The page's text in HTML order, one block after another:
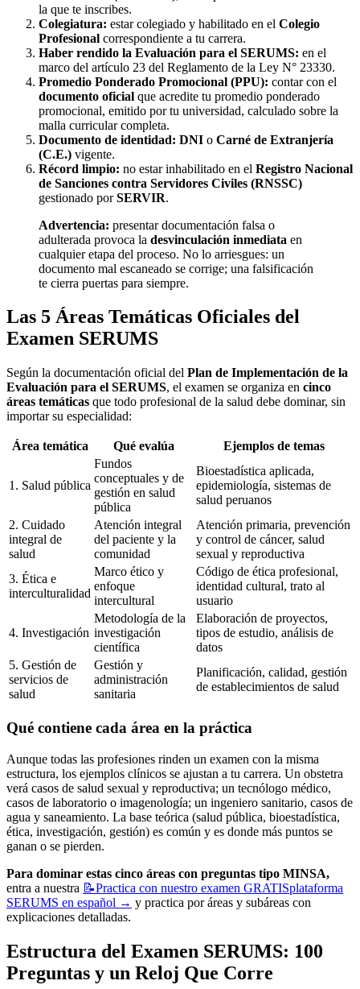
la que te inscribes.
Colegiatura: estar colegiado y habilitado en el Colegio
Profesional correspondiente a tu carrera.
Haber rendido la Evaluación para el SERUMS: en el
marco del artículo 23 del Reglamento de la Ley N° 23330.
Promedio Ponderado Promocional (PPU): contar con el
documento oficial que acredite tu promedio ponderado
promocional, emitido por tu universidad, calculado sobre la
malla curricular completa.
Documento de identidad: DNI o Carné de Extranjería
(C.E.) vigente.
Récord limpio: no estar inhabilitado en el Registro Nacional
de Sanciones contra Servidores Civiles (RNSSC)
gestionado porSERVIR.
Advertencia: presentar documentación falsa o
adulterada provoca la desvinculación inmediata en
cualquier etapa del proceso. No lo arriesgues: un
documento mal escaneado se corrige; una falsificación
te cierra puertas para siempre.
Las 5 Áreas Temáticas Oficiales del
Examen SERUMS
Según la documentación oficial del Plan de Implementación de la
Evaluación para el SERUMS, el examen se organiza en cinco
áreas temáticas que todo profesional de la salud debe dominar, sin
importar su especialidad:
Área temática Qué evalúa Ejemplos de temas
1. Salud pública
Fundos
conceptuales y de
gestión en salud
pública
Bioestadística aplicada,
epidemiología, sistemas de
salud peruanos
2. Cuidado
integral de
salud
Atención integral
del paciente y la
comunidad
Atención primaria, prevención
y control de cáncer, salud
sexual y reproductiva
3. Ética e
interculturalidad
Marco ético y
enfoque
intercultural
Código de ética profesional,
identidad cultural, trato al
usuario
4. Investigación
Metodología de la
investigación
científica
Elaboración de proyectos,
tipos de estudio, análisis de
datos
5. Gestión de
servicios de
salud
Gestión y
administración
sanitaria
Planificación, calidad, gestión
de establecimientos de salud
Qué contiene cada área en la práctica
Aunque todas las profesiones rinden un examen con la misma
estructura, los ejemplos clínicos se ajustan a tu carrera. Un obstetra
verá casos de salud sexual y reproductiva; un tecnólogo médico,
casos de laboratorio o imagenología; un ingeniero sanitario, casos de
agua y saneamiento. La base teórica (salud pública, bioestadística,
ética, investigación, gestión) es común y es donde más puntos se
ganan o se pierden.
Para dominar estas cinco áreas con preguntas tipo MINSA,
entra a nuestra 📝Practica con nuestro examen GRATISplataforma
SERUMS en español → y practica por áreas y subáreas con
explicaciones detalladas.
Estructura del Examen SERUMS: 100
Preguntas y un Reloj Que Corre